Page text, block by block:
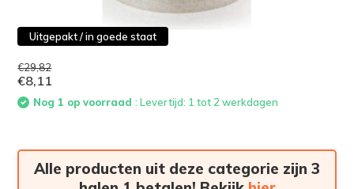
Uitgepakt / in goede staat
€29,82
€8,11
Nog 1 op voorraad: Levertijd: 1 tot 2 werkdagen
Alle producten uit deze categorie zijn 3